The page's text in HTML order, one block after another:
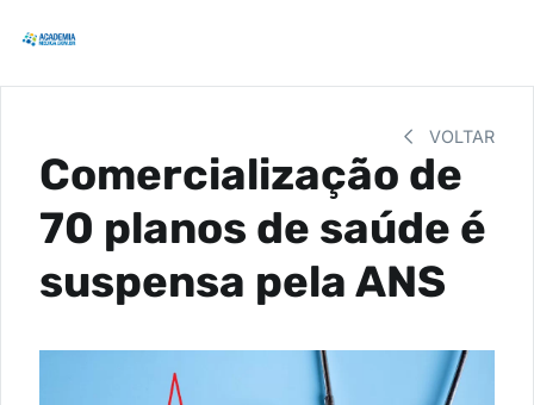
VOLTAR
Comercialização de
70 planos de saúde é
suspensa pela ANS